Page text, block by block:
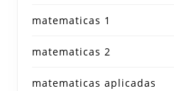
matematicas 1
matematicas 2
matematicas aplicadas